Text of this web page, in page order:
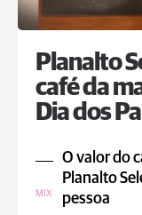
Planalto
café da
Dia dos
O valor do
Planalto
pessoa
MIX